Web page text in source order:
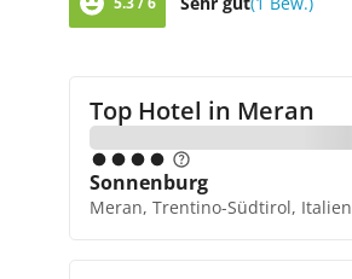
Top Hotel in Meran
Sonnenburg
Meran, Trentino-Südtirol, Italien